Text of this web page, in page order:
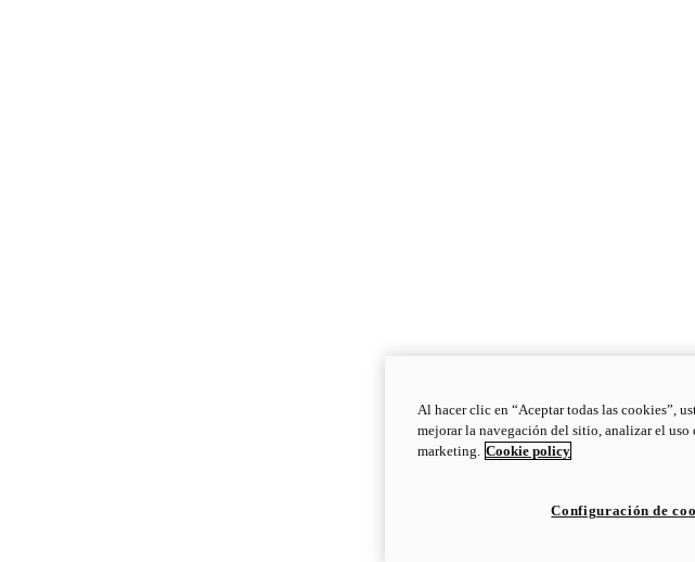
Al hacer clic en “Aceptar todas las cookies”,
mejorar la navegación del sitio, analizar el
marketing. Cookie policy
Configuración de